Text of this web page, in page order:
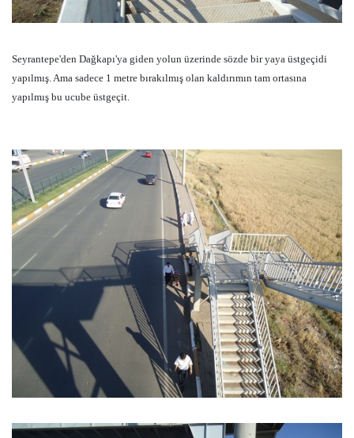
Seyrantepe'den Dağkapı'ya giden yolun üzerinde sözde bir yaya üstgeçidi
yapılmış. Ama sadece 1 metre bırakılmış olan kaldırımın tam ortasına
yapılmış bu ucube üstgeçit.